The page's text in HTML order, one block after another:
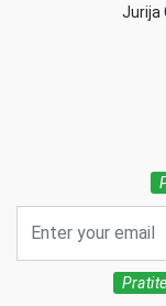
Jurija